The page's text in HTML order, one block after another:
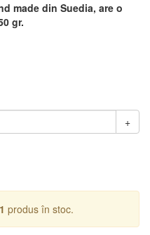
made din Suedia, are o
gr.
+
1 produs în stoc.